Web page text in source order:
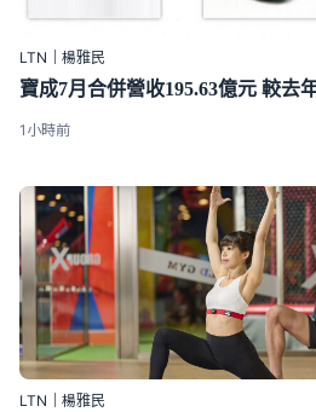
LTN｜楊雅民
寶成7月合併營收195.63億元 較去
1小時前
LTN｜楊雅民